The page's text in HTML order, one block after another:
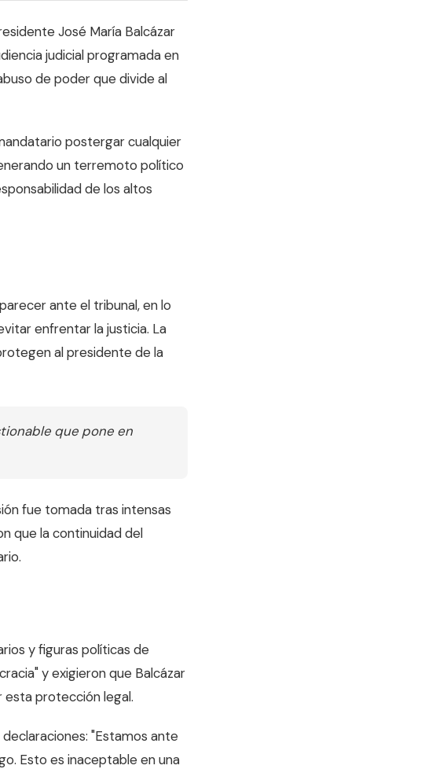
José María Balcázar
judicial programada en
de poder que divide al
postergar cualquier
un terremoto político
de los altos
ante el tribunal, en lo
enfrentar la justicia. La
al presidente de la
que pone en
fue tomada tras intensas
que la continuidad del
y figuras políticas de
y exigieron que Balcázar
esta protección legal.
"Estamos ante
Esto es inaceptable en una